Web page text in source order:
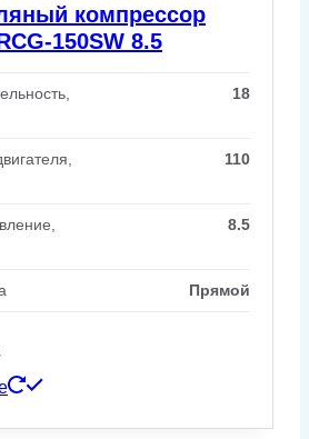
компрессор
150SW 8.5
18
110
8.5
Прямой